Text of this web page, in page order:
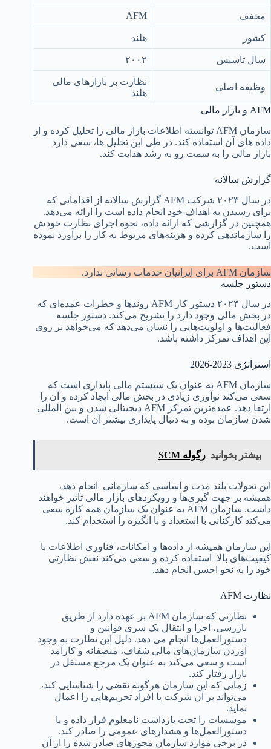
مخفف AFM
کشور هلند
سال تاسیس ۲٠٠۲
وظیفه اصلی
نظارت بر بازارهای مالی
هلند
AFM و بازار مالی
سازمان AFM توانسته اطلاعات بازار مالی را تحلیل کرده و از
داده های آن استفاده کند. در طی این تحلیل ها، سعی دارد
بازار مالی را به سمت رو به رشد هدایت کند.
گزارش سالانه
در سال ۲۰۲۳ شرکت AFM گزارش سالانه از اقداماتی که
برای رسیدن به اهداف خود انجام داده است را ارائه می‌دهد.
همچنین در گزارشی که ارائه داده، نحوه اجرای نظارت خودش
را سازماندهی کرده و هزینه‌های مربوط به کار را برآورد نموده
است.
سازمان AFM برای ایرانیان خدمات رسانی ندارد.
دستور جلسه
در سال ۲۰۲۴ دستور کار AFM روندها و خطرات عمده‌ای که
در بخش مالی وجود دارد را تشریح می‌کند. دستور جلسه
فعالیت‌ها و اولویت‌هایی را نشان می‌دهد که می‌خواهد بر روی
این اهداف تمرکز داشته باشد.
استراتژی 2023-2026
سازمان AFM به عنوان یک سیستم مالی پایداری است که
سعی می‌کند نوآوری زیادی در بخش مالی ایجاد کرده و آن را
ارتقا دهد. عمده‌ترین تمرکز AFM دیجیتالی شدن و بین المللی
شدن سازمان بوده و به دنبال پایداری بیشتر آن است.
بیشتر بخوانید رگوله SCM
این تحولات بلند مدت و اساسی که سازمانی انجام دهد،
همیشه بر جهت گیری‌ها و رویکردهای بازار مالی تاثیر خواهند
داشت. سازمان AFM به عنوان یک سازمان همه کاره سعی
می‌کند کارکنانی با استعداد و با انگیزه را استخدام کند.
این سازمان همیشه از داده‌ها و امکانات، فناوری اطلاعات با
کیفیت‌های بالا استفاده کرده و سعی می‌کند نقش نظارتی
خود را به نحو احسن انجام دهد.
نظارت AFM
نظارتی که سازمان AFM بر عهده دارد از طریق
بازرسی، اجرا و انتقال یک سری قوانین و
دستورالعمل‌ها انجام می دهد. دلیل این نظارت به وجود
آوردن سازمان‌های مالی شفاف، منصفانه و کارآمد
است و سعی می‌کند به عنوان یک مرجع مستقل در
بازار رفتار کند.
زمانی که این سازمان هرگونه نقضی را شناسایی کند،
می‌تواند بر آن شرکت یا افراد تحریم‌هایی را اعمال
نماید.
موسسات را تحت بازداشت نامعلوم قرار داده و یا
دستورالعمل‌ها و هشدارهای عمومی را صادر کند.
در برخی موارد سازمان مجوزهای صادر شده را از آن